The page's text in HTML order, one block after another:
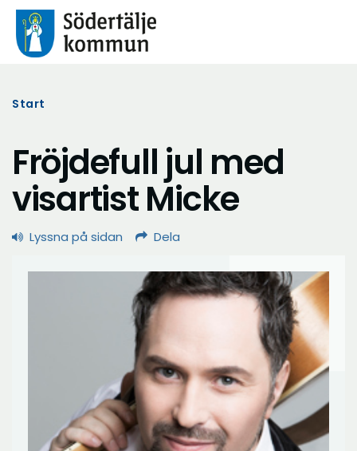
Start
Fröjdefull jul med
visartist Micke
Lyssna på sidan Dela